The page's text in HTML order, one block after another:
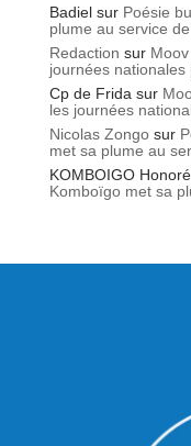
Badielsur Poésie
plume au service de
Redaction sur
journées
Cp de Fridasur
les journées
Nicolas Zongosur
met sa plume au
KOMBOIGO Honoré
Komboïgo met sa